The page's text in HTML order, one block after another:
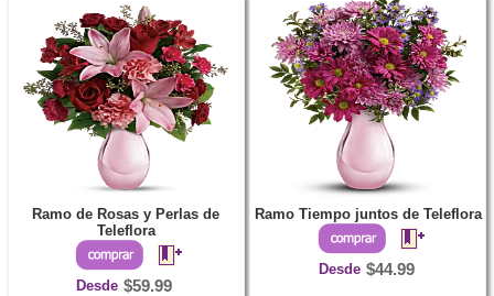
Ramo de Rosas y Perlas de
Teleflora
Desde $59.99
Ramo Tiempo juntos de Teleflora
Desde $44.99